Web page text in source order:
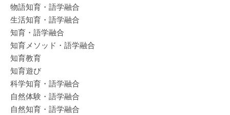
物語知育・語学融合
生活知育・語学融合
知育・語学融合
知育メソッド・語学融合
知育教育
知育遊び
科学知育・語学融合
自然体験・語学融合
自然知育・語学融合